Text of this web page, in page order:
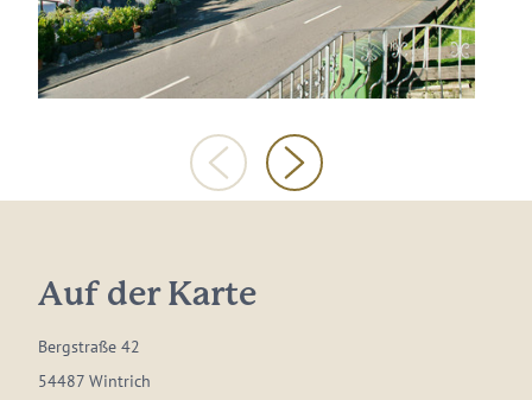
Auf der Karte
Bergstraße 42
54487 Wintrich